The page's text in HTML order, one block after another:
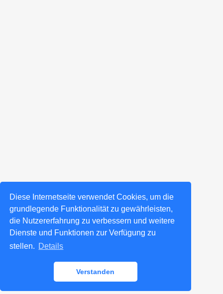
Diese Internetseite verwendet Cookies, um die
grundlegende Funktionalität zu gewährleisten,
die Nutzererfahrung zu verbessern und weitere
Dienste und Funktionen zur Verfügung zu
stellen. Details
Verstanden